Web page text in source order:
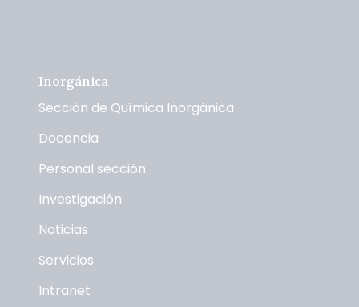
Inorgánica
Sección de Química Inorgánica
Docencia
Personal sección
Investigación
Noticias
Servicios
Intranet